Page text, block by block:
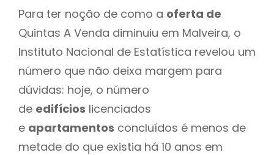
Para ter noção de como a oferta de
Quintas A Venda diminuiu em Malveira, o
Instituto Nacional de Estatística revelou um
número que não deixa margem para
dúvidas: hoje, o número
de edifícios licenciados
e apartamentos concluídos é menos de
metade do que existia há 10 anos em